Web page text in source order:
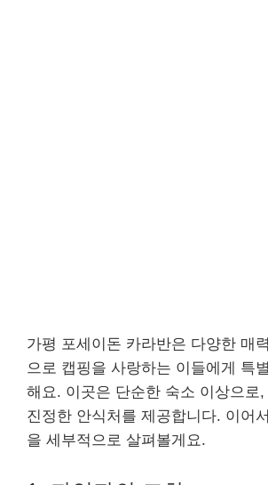
가평 포세이돈 카라반은 다양한 매
으로 캡핑을 사랑하는 이들에게 특
해요. 이곳은 단순한 숙소 이상으로,
진정한 안식처를 제공합니다. 이어
을 세부적으로 살펴볼게요.